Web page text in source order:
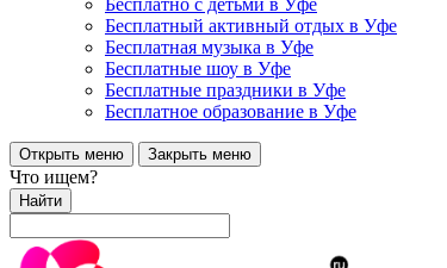
Бесплатно с детьми в Уфе
Бесплатный активный отдых в Уфе
Бесплатная музыка в Уфе
Бесплатные шоу в Уфе
Бесплатные праздники в Уфе
Бесплатное образование в Уфе
Открыть меню Закрыть меню
Что ищем?
Найти